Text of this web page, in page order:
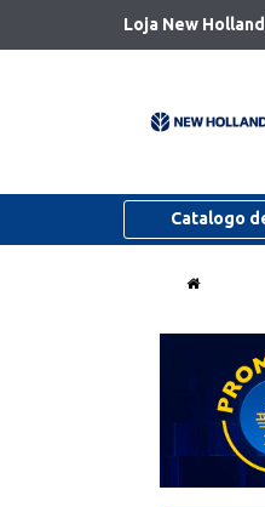
Loja New
Catalogo